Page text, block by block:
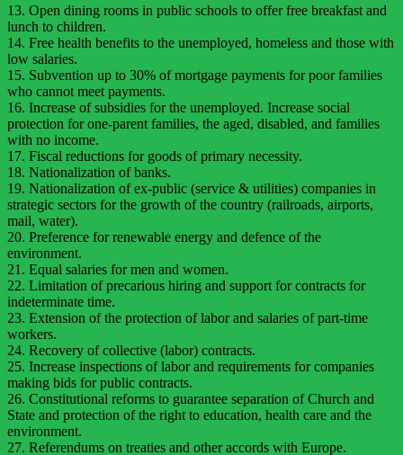
13. Open dining rooms in public schools to offer free breakfast and
lunch to children.
14. Free health benefits to the unemployed, homeless and those with
low salaries.
15. Subvention up to 30% of mortgage payments for poor families
who cannot meet payments.
16. Increase of subsidies for the unemployed. Increase social
protection for one-parent families, the aged, disabled, and families
with no income.
17. Fiscal reductions for goods of primary necessity.
18. Nationalization of banks.
19. Nationalization of ex-public (service & utilities) companies in
strategic sectors for the growth of the country (railroads, airports,
mail, water).
20. Preference for renewable energy and defence of the
environment.
21. Equal salaries for men and women.
22. Limitation of precarious hiring and support for contracts for
indeterminate time.
23. Extension of the protection of labor and salaries of part-time
workers.
24. Recovery of collective (labor) contracts.
25. Increase inspections of labor and requirements for companies
making bids for public contracts.
26. Constitutional reforms to guarantee separation of Church and
State and protection of the right to education, health care and the
environment.
27. Referendums on treaties and other accords with Europe.